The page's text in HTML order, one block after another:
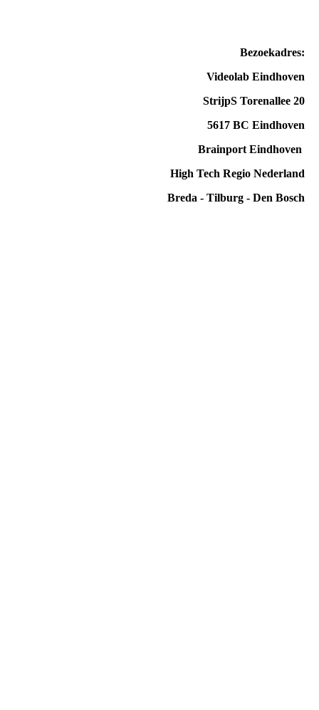
Bezoekadres:
Videolab Eindhoven
StrijpS Torenallee 20
5617 BC Eindhoven
Brainport Eindhoven
High Tech Regio Nederland
Breda - Tilburg - Den Bosch